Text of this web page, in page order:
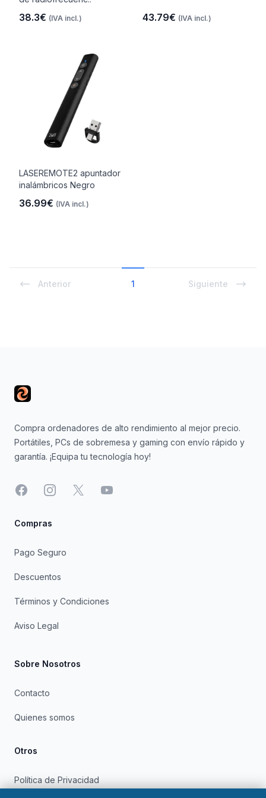
38.3€ (IVA incl.) 43.79€ (IVA incl.)
LASEREMOTE2 apuntador
inalámbricos Negro
36.99€ (IVA incl.)
Anterior 1 Siguiente
Compra ordenadores de alto rendimiento al mejor precio.
Portátiles, PCs de sobremesa y gaming con envío rápido y
garantía. ¡Equipa tu tecnología hoy!
FacebookInstagram
X YouTube
Compras
Pago Seguro
Descuentos
Términos y Condiciones
Aviso Legal
Sobre Nosotros
Contacto
Quienes somos
Otros
Política de Privacidad